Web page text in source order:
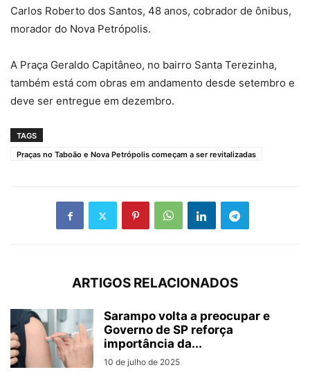
Carlos Roberto dos Santos, 48 anos, cobrador de ônibus,
morador do Nova Petrópolis.
A Praça Geraldo Capitâneo, no bairro Santa Terezinha,
também está com obras em andamento desde setembro e
deve ser entregue em dezembro.
TAGS
Praças no Taboão e Nova Petrópolis começam a ser revitalizadas
ARTIGOS RELACIONADOS
Sarampo volta a preocupar e
Governo de SP reforça
importância da...
10 de julho de 2025